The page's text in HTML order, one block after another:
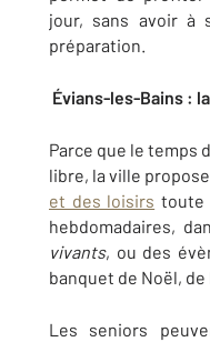
jour, sans avoir à
préparation.
Évians-les-Bains :
Parce que le temps
libre, la ville
et des loisirs toute
hebdomadaires,
vivants, ou des
banquet de Noël,
Les seniors